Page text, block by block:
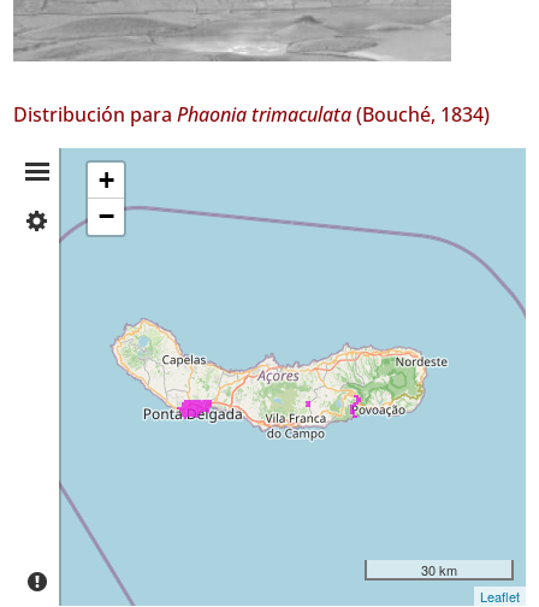
Distribución paraPhaonia trimaculata(Bouché, 1834)
Resumen
de✓
São
Nivel
Precisión
Rango
Fechas
+
−
30 km
Leaflet